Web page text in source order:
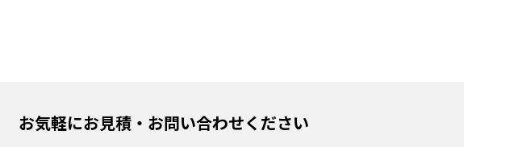
お気軽にお見積・お問い合わせください